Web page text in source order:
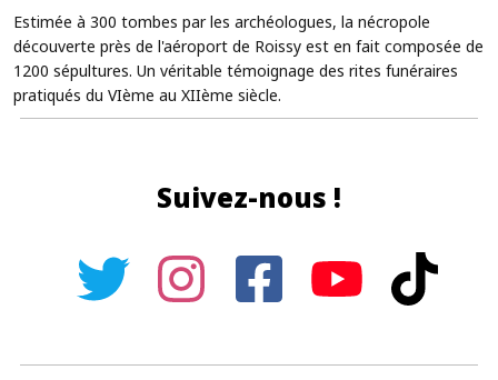
Estimée à 300 tombes par les archéologues, la nécropole
découverte près de l'aéroport de Roissy est en fait composée de
1200 sépultures. Un véritable témoignage des rites funéraires
pratiqués du VIème au XIIème siècle.
Suivez-nous !